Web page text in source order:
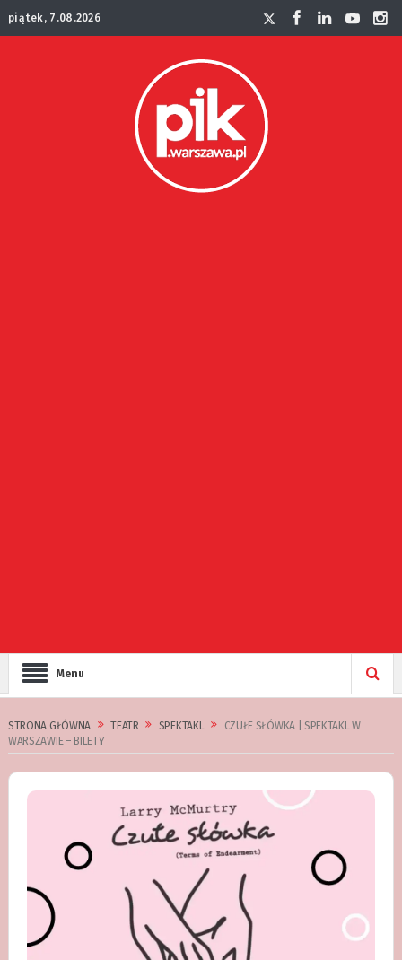
piątek, 7.08.2026
Menu
STRONA GŁÓWNA TEATR SPEKTAKL
CZUŁE SŁÓWKA | SPEKTAKL W
WARSZAWIE – BILETY